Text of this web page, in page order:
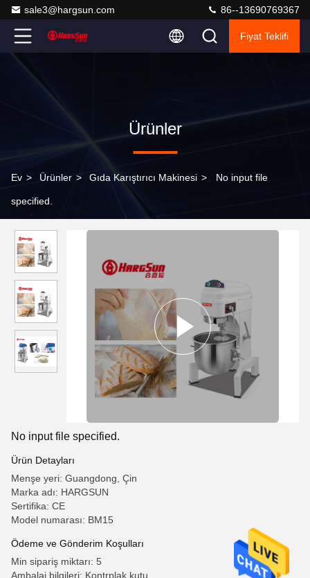
sale3@hargsun.com 86--13690769367
Fiyat Teklifi
Ürünler
Ev > Ürünler > Gıda Karıştırıcı Makinesi > No input file
specified.
No input file specified.
Ürün Detayları
Menşe yeri: Guangdong, Çin
Marka adı: HARGSUN
Sertifika: CE
Model numarası: BM15
Ödeme ve Gönderim Koşulları
Min sipariş miktarı: 5
Ambalaj bilgileri: Kontrplak kutu